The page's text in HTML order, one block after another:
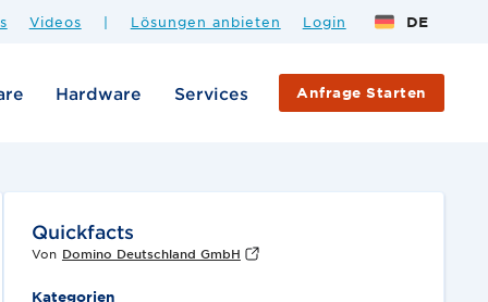
Videos | Lösungen anbieten Login DE
Hardware Services Anfrage Starten
Quickfacts
Von Domino Deutschland GmbH
Kategorien